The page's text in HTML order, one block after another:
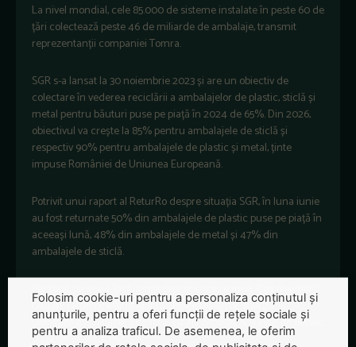
La nivel mondial, cele 85.000 de sisteme instalate în peste 60 de
țări colectează peste 46 de miliarde de ambalaje, transmit
reprezentanții companiei Tomra.
SGR s-a lansat la 30 noiembrie 2023 și are un obiectiv de
colectare în vederea reciclării a ambalajelor de plastic, sticlă și
metal pentru băuturi puse pe piață în 2024 de 65%. Din 2026,
obiectivul va crește la 85% pentru ambalajele de sticlă și
respectiv 90% pentru ambalajele de plastic și metal, ținte
impuse României de Uniunea Europeană.
Potrivit unui raport al ReturRo despre situația SGR, în luna iunie
au fost returnate 50% din ambalajele de plastic puse pe piață în
aceeași lună, 48% din ambalajele de metal și 47% din
ambalajele de sticlă.
Per total, pe 2024 însă, acest procent scade mult. Cea mai slabă
rată de returnare fiind la ambalajele de sticlă, abia 28%.
Urmează ambalajele de metal cu aproape 30% și cele de plastic
cu puțin peste 30%.
Folosim cookie-uri pentru a personaliza conținutul și
anunțurile, pentru a oferi funcții de rețele sociale și
pentru a analiza traficul. De asemenea, le oferim